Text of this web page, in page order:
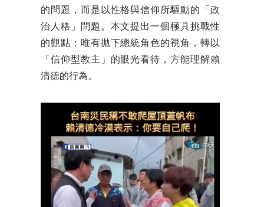
的問題，而是以性格與信仰所驅動的「政
治人格」問題。本文提出一個極具挑戰性
的觀點：唯有拋下總統角色的視角，轉以
「信仰型教主」的眼光看待，方能理解賴
清德的行為。